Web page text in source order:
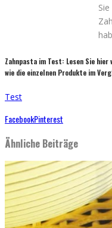
Zahnpasta im Test: Lesen Sie
wie die einzelnen Produkte im
Test
FacebookPinterest
Ähnliche Beiträge